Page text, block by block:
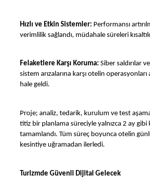
Hızlı ve Etkin Sistemler: Performansı
verimlilik sağlandı, müdahale süreleri
Felaketlere Karşı Koruma: Siber saldırılar
sistem arızalarına karşı otelin
hale geldi.
Proje; analiz, tedarik, kurulum ve test
titiz bir planlama süreciyle yalnızca 2 ay gibi
tamamlandı. Tüm süreç boyunca otelin
kesintiye uğramadan ilerledi.
Turizmde Güvenli Dijital Gelecek